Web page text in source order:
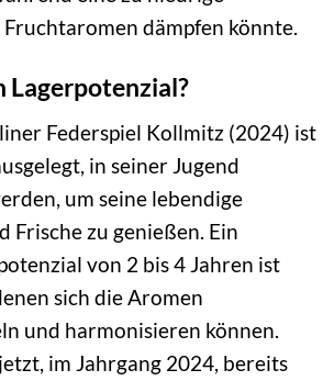
dämpfen könnte.
Lagerpotenzial?
Federspiel Kollmitz (2024) ist
in seiner Jugend
um seine lebendige
Frische zu genießen. Ein
von 2 bis 4 Jahren ist
sich die Aromen
und harmonisieren können.
im Jahrgang 2024, bereits